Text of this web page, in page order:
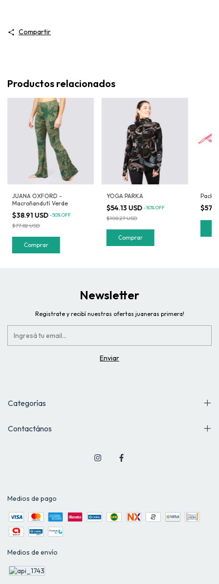
Compartir
Productos relacionados
JUANA OXFORD -
Macroñandutí Verde
$38.91 USD -50%OFF
$77.82 USD
Comprar
YOGA PARKA
$54.13 USD -50%OFF
$108.27 USD
Comprar
Pack
Newsletter
Registrate y recibí nuestras ofertas juaneras primera!
Categorías
Contactános
Medios de pago
Medios de envío